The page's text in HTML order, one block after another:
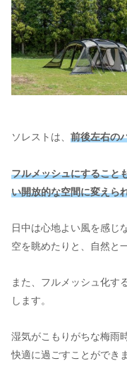
ソレストは、 前後左右の
フルメッシュにすること
い開放的な空間に変えら
日中は心地よい風を感じ
空を眺めたりと、自然と
また、フルメッシュ化す
します。
湿気がこもりがちな梅雨
快適に過ごすことができ